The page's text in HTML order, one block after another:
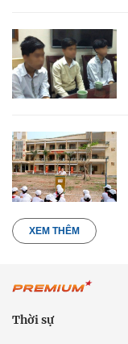
XEM THÊM
Thời sự